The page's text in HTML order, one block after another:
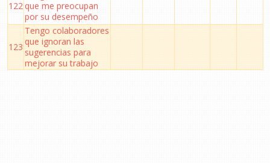
122que me preocupan
por su desempeño
123
Tengo colaboradores
que ignoran las
sugerencias para
mejorar su trabajo